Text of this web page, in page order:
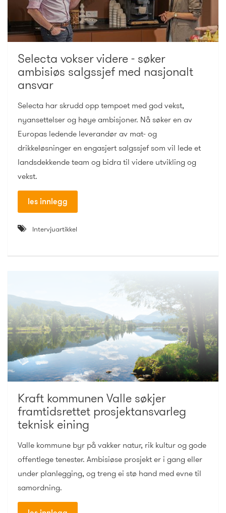
Selecta vokser videre - søker
ambisiøs salgssjef med nasjonalt
ansvar
Selecta har skrudd opp tempoet med god vekst,
nyansettelser og høye ambisjoner. Nå søker en av
Europas ledende leverandør av mat- og
drikkeløsninger en engasjert salgssjef som vil lede et
landsdekkende team og bidra til videre utvikling og
vekst.
les innlegg
Intervjuartikkel
Kraft kommunen Valle søkjer
framtidsrettet prosjektansvarleg
teknisk eining
Valle kommune byr på vakker natur, rik kultur og gode
offentlege tenester. Ambisiøse prosjekt er i gang eller
under planlegging, og treng ei stø hand med evne til
samordning.